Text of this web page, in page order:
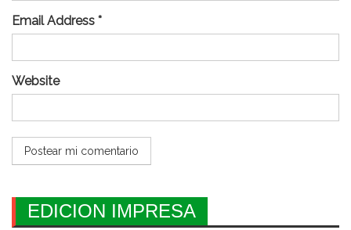
Email Address *
Website
EDICION IMPRESA